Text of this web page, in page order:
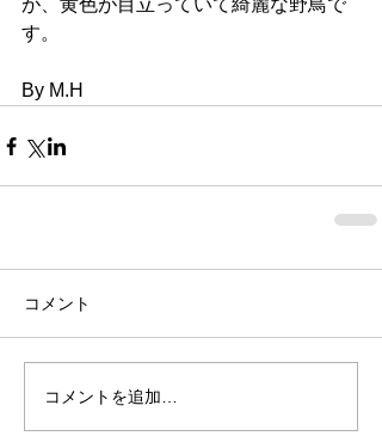
が、黄色が目立っていて綺麗な野鳥で
す。
By M.H
コメント
コメントを追加…